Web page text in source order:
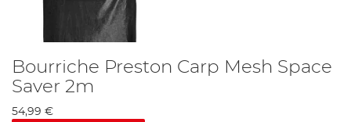
Bourriche Preston Carp Mesh Space
Saver 2m
54,99 €